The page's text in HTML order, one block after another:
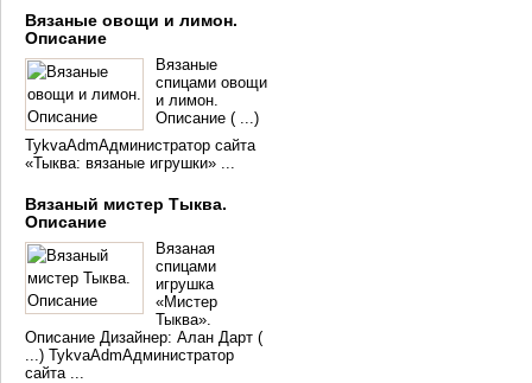
Вязаные овощи и лимон.
Описание
Вязаные
спицами овощи
и лимон.
Описание ( ...)
TykvaAdmАдминистратор сайта
«Тыква: вязаные игрушки» ...
Вязаный мистер Тыква.
Описание
Вязаная
спицами
игрушка
«Мистер
Тыква».
Описание Дизайнер: Алан Дарт (
...) TykvaAdmАдминистратор
сайта ...